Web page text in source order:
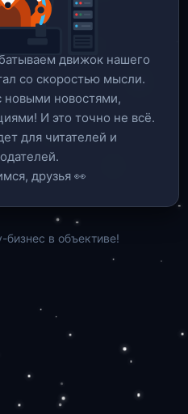
движок нашего
со скоростью мысли.
новыми новостями,
И это точно не всё.
для читателей и
друзья 👀
бизнес в объективе!